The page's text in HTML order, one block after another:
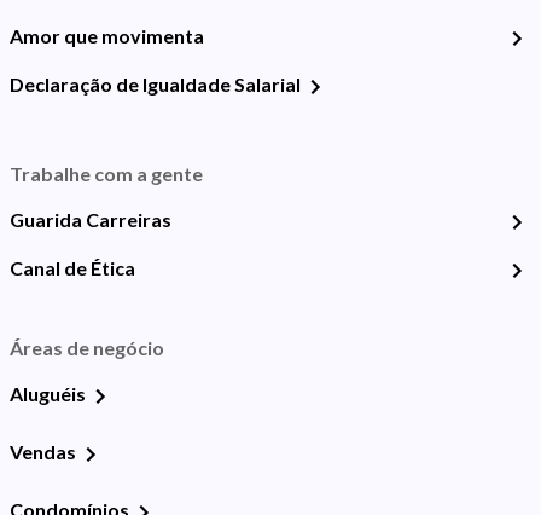
Amor que movimenta
Declaração de Igualdade Salarial
Trabalhe com a gente
Guarida Carreiras
Canal de Ética
Áreas de negócio
Aluguéis
Vendas
Condomínios